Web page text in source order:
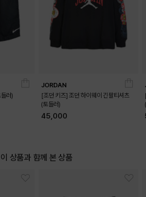
러)
JORDAN
[조던 키즈] 조던 하이웨이 긴팔티셔츠
(토들러)
45,000
이 상품과 함께 본 상품